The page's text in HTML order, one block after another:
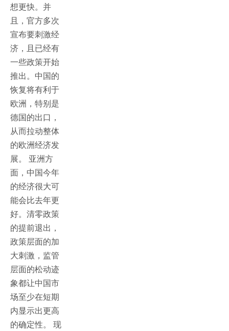
想更快。并
且，官方多次
宣布要刺激经
济，且已经有
一些政策开始
推出。中国的
恢复将有利于
欧洲，特别是
德国的出口，
从而拉动整体
的欧洲经济发
展。 亚洲方
面，中国今年
的经济很大可
能会比去年更
好。清零政策
的提前退出，
政策层面的加
大刺激，监管
层面的松动迹
象都让中国市
场至少在短期
内显示出更高
的确定性。 现